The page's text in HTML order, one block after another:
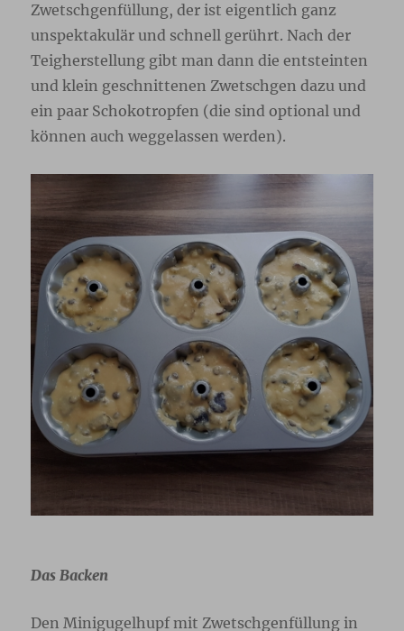
Zwetschgenfüllung, der ist eigentlich ganz
unspektakulär und schnell gerührt. Nach der
Teigherstellung gibt man dann die entsteinten
und klein geschnittenen Zwetschgen dazu und
ein paar Schokotropfen (die sind optional und
können auch weggelassen werden).
Das Backen
Den Minigugelhupf mit Zwetschgenfüllung in